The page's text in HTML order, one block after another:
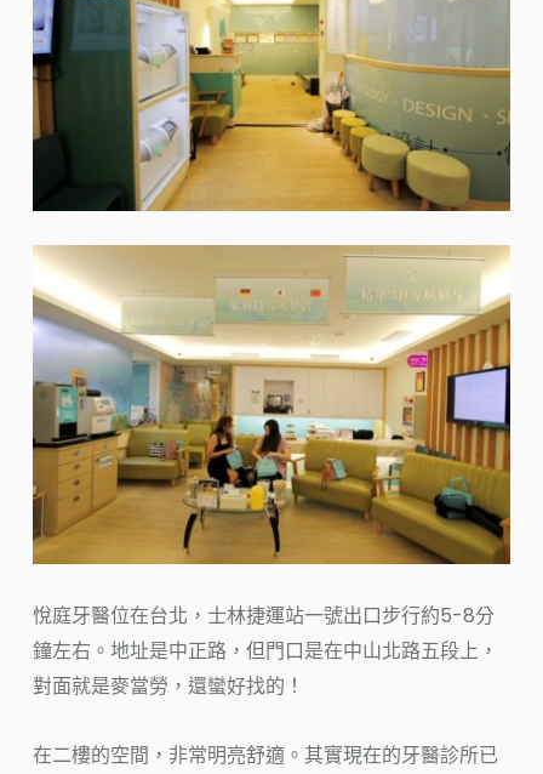
悅庭牙醫位在台北，士林捷運站一號出口步行約5-8分
鐘左右。地址是中正路，但門口是在中山北路五段上，
對面就是麥當勞，還蠻好找的！
在二樓的空間，非常明亮舒適。其實現在的牙醫診所已